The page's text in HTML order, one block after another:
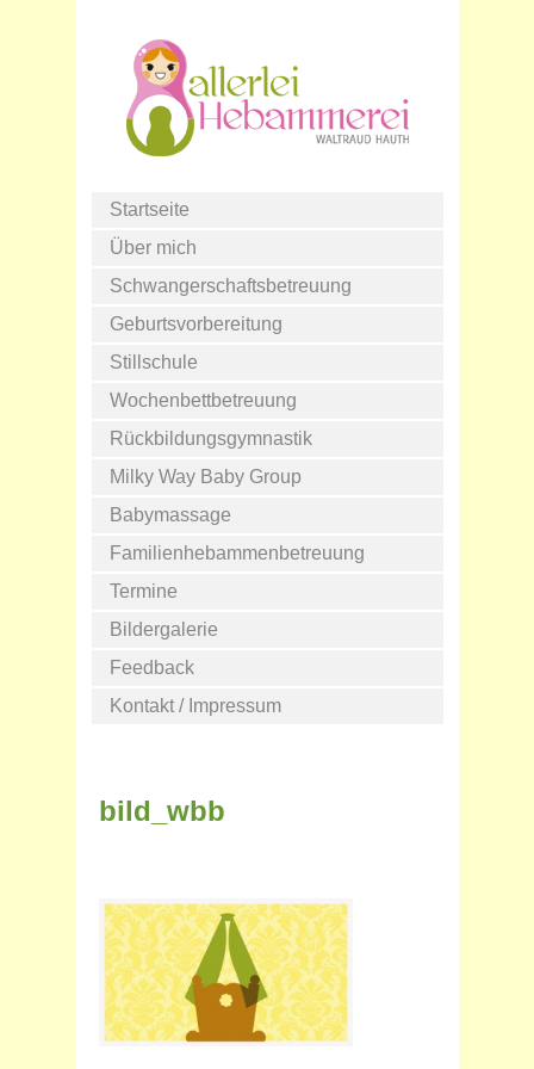
Startseite
Über mich
Schwangerschaftsbetreuung
Geburtsvorbereitung
Stillschule
Wochenbettbetreuung
Rückbildungsgymnastik
Milky Way Baby Group
Babymassage
Familienhebammenbetreuung
Termine
Bildergalerie
Feedback
Kontakt / Impressum
bild_wbb